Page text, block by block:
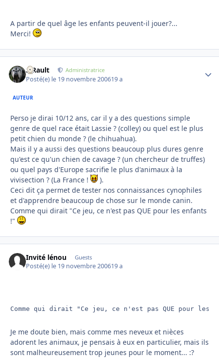
A partir de quel âge les enfants peuvent-il jouer?...
Merci!
S.Rault Administratrice
Posté(e) le 19 novembre 200619 a
AUTEUR
Perso je dirai 10/12 ans, car il y a des questions simple
genre de quel race était Lassie ? (colley) ou quel est le plus
petit chien du monde ? (le chihuahua).
Mais il y a aussi des questions beaucoup plus dures genre
qu'est ce qu'un chien de cavage ? (un chercheur de truffes)
ou quel pays d'Europe sacrifie le plus d'animaux à la
vivisection ? (La France !
).
Ceci dit ça permet de tester nos connaissances cynophiles
et d'apprendre beaucoup de chose sur le monde canin.
Comme qui dirait "Ce jeu, ce n'est pas QUE pour les enfants
!"
Invité lénou Guests
Posté(e) le 19 novembre 200619 a
Comme qui dirait "Ce jeu, ce n'est pas QUE pour les
Je me doute bien, mais comme mes neveux et nièces
adorent les animaux, je pensais à eux en particulier, mais ils
sont malheureusement trop jeunes pour le moment... :?